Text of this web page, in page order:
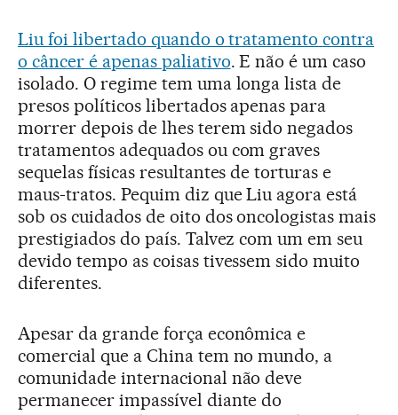
Liu foi libertado quando o tratamento contra
o câncer é apenas paliativo. E não é um caso
isolado. O regime tem uma longa lista de
presos políticos libertados apenas para
morrer depois de lhes terem sido negados
tratamentos adequados ou com graves
sequelas físicas resultantes de torturas e
maus-tratos. Pequim diz que Liu agora está
sob os cuidados de oito dos oncologistas mais
prestigiados do país. Talvez com um em seu
devido tempo as coisas tivessem sido muito
diferentes.
Apesar da grande força econômica e
comercial que a China tem no mundo, a
comunidade internacional não deve
permanecer impassível diante do